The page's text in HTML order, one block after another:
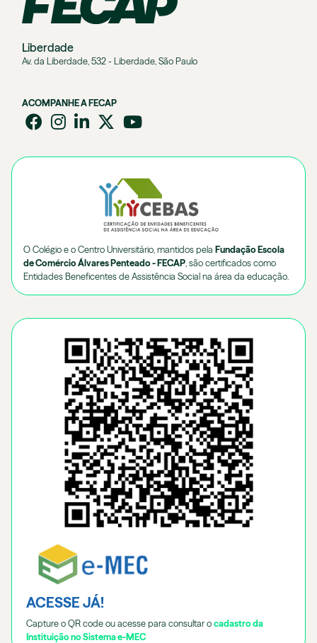
Liberdade
Av. da Liberdade, 532 - Liberdade, São Paulo
ACOMPANHE A FECAP
O Colégio e o Centro Universitário, mantidos pela Fundação Escola
de Comércio Álvares Penteado - FECAP, são certificados como
Entidades Beneficentes de Assistência Social na área da educação.
ACESSE JÁ!
Capture o QR code ou acesse para consultar o cadastro da
Instituição no Sistema e-MEC